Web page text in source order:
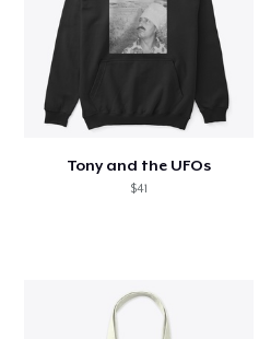
Tony and the UFOs
$41